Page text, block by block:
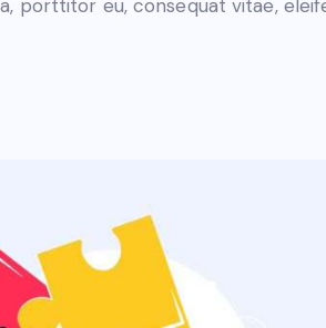
porttitor eu, consequat vitae,